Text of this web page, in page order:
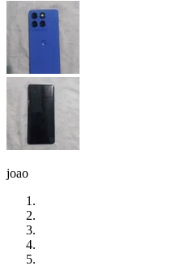
joao